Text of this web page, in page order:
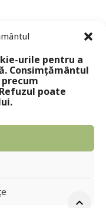
urile pentru a
Consimțământul
poate